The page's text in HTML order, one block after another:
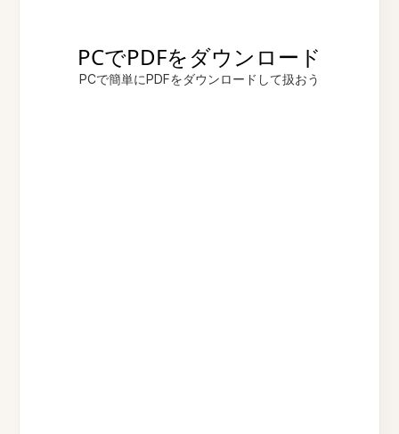
PCでPDFをダウンロード
PCで簡単にPDFをダウンロードして扱おう